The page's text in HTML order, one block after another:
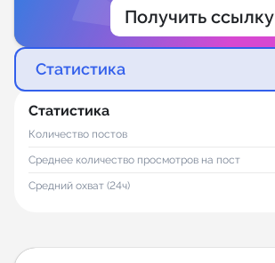
Получить ссылку
Статистика
Статистика
Количество постов
Среднее количество просмотров на пост
Средний охват (24ч)